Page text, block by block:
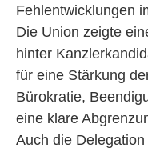
Fehlentwicklungen
Die Union zeigte
hinter
für eine Stärkung
Bürokratie,
eine klare
Auch die